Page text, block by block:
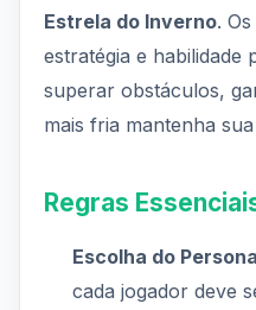
Estrela do Inverno.
estratégia e habilidade
superar obstáculos,
mais fria mantenha
Regras
Escolha do
cada jogador deve